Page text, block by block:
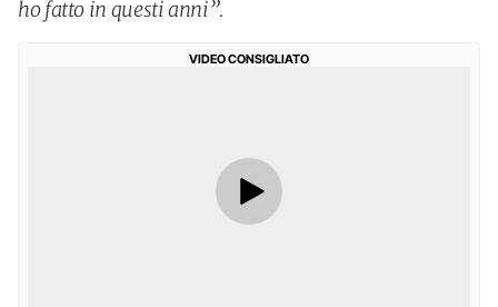
ho fatto in questi anni”.
VIDEO CONSIGLIATO